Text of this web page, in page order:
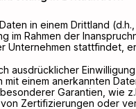
in einem Drittland
im Rahmen der
Unternehmen stattfindet,
ausdrücklicher
mit einem anerkannten
Garantien, wie
Zertifizierungen oder